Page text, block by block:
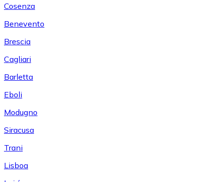
Cosenza
Benevento
Brescia
Cagliari
Barletta
Eboli
Modugno
Siracusa
Trani
Lisboa